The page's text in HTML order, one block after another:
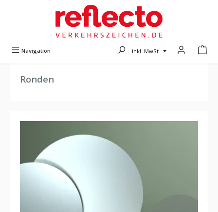
Navigation inkl. MwSt.
Ronden